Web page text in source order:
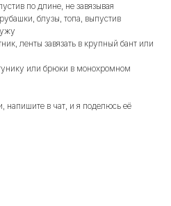
по длине, не завязывая
блузы, топа, выпустив
ленты завязать в крупный бант или
или брюки в монохромном
напишите в чат, и я поделюсь её